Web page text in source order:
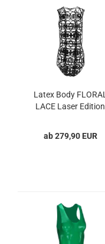
Latex Body FLORAL
LACE Laser Edition
ab 279,90 EUR